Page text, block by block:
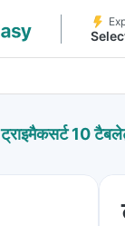
ट्राइमैकसर्ट 10